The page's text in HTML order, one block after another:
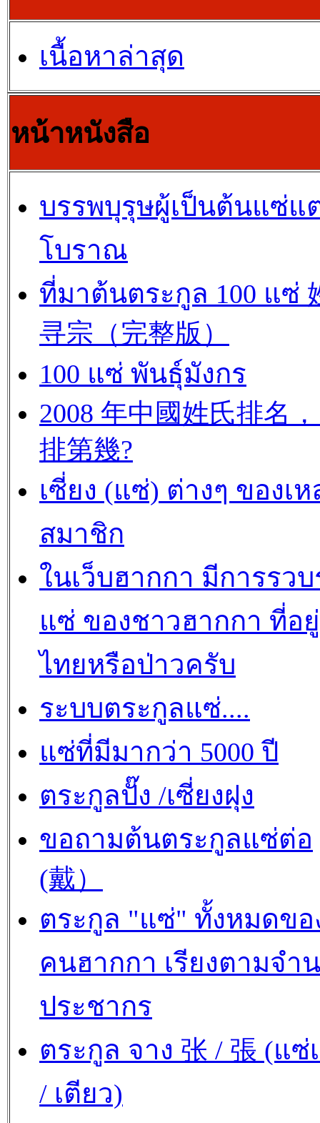
เนื้อหาล่าสุด
หน้าหนังสือ
บรรพบุรุษผู้เป็นต้นแซ่แ
โบราณ
ที่มาต้นตระกูล 100 แซ่
寻宗（完整版）
100 แซ่ พันธุ์มังกร
2008 年中國姓氏排名
排第幾?
เซี่ยง (แซ่) ต่างๆ ของเห
สมาชิก
ในเว็บฮากกา มีการรว
แซ่ ของชาวฮากกา ที่อ
ไทยหรือป่าวครับ
ระบบตระกูลแซ่....
แซ่ที่มีมากว่า 5000 ปี
ตระกูลปั๊ง /เซี่ยงฝุง
ขอถามต้นตระกูลแซ่ต่อ
(戴）
ตระกูล "แซ่" ทั้งหมดขอ
คนฮากกา เรียงตามจำ
ประชากร
ตระกูล จาง 张 / 張 (แซ่
/ เตียว)